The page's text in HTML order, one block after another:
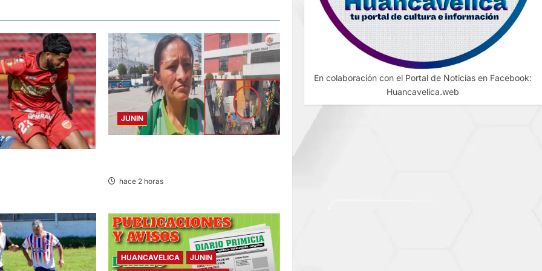
JUNIN
hace 2 horas
HUANCAVELICA
JUNIN
En colaboración con el Portal de Noticias en Facebook:
Huancavelica.web